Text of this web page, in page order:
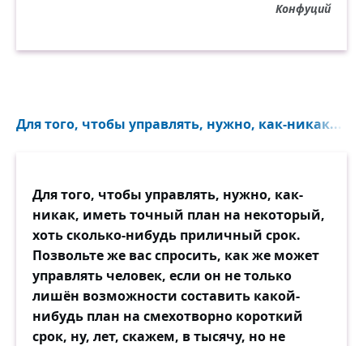
Конфуций
Для того, чтобы управлять, нужно, как-никак...
Для того, чтобы управлять, нужно, как-
никак, иметь точный план на некоторый,
хоть сколько-нибудь приличный срок.
Позвольте же вас спросить, как же может
управлять человек, если он не только
лишён возможности составить какой-
нибудь план на смехотворно короткий
срок, ну, лет, скажем, в тысячу, но не